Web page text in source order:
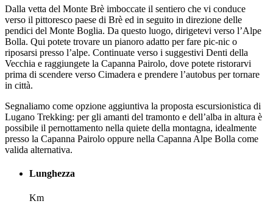
Dalla vetta del Monte Brè imboccate il sentiero che vi conduce
verso il pittoresco paese di Brè ed in seguito in direzione delle
pendici del Monte Boglia. Da questo luogo, dirigetevi verso l’Alpe
Bolla. Qui potete trovare un pianoro adatto per fare pic-nic o
riposarsi presso l’alpe. Continuate verso i suggestivi Denti della
Vecchia e raggiungete la Capanna Pairolo, dove potete ristorarvi
prima di scendere verso Cimadera e prendere l’autobus per tornare
in città.
Segnaliamo come opzione aggiuntiva la proposta escursionistica di
Lugano Trekking: per gli amanti del tramonto e dell’alba in altura è
possibile il pernottamento nella quiete della montagna, idealmente
presso la Capanna Pairolo oppure nella Capanna Alpe Bolla come
valida alternativa.
Lunghezza
Km